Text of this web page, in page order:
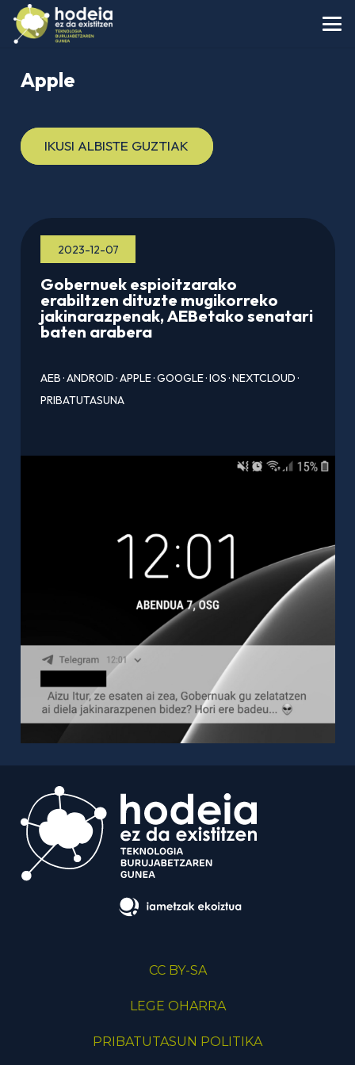
Apple
IKUSI ALBISTE GUZTIAK
2023-12-07
Gobernuek espioitzarako
erabiltzen dituzte mugikorreko
jakinarazpenak, AEBetako senatari
baten arabera
AEB·ANDROID·APPLE·GOOGLE·IOS·NEXTCLOUD·
PRIBATUTASUNA
CC BY-SA
LEGE OHARRA
PRIBATUTASUN POLITIKA